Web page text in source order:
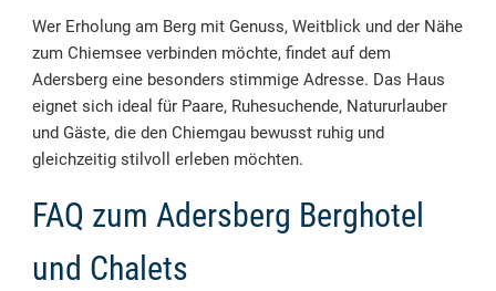
Wer Erholung am Berg mit Genuss, Weitblick und der Nähe
zum Chiemsee verbinden möchte, findet auf dem
Adersberg eine besonders stimmige Adresse. Das Haus
eignet sich ideal für Paare, Ruhesuchende, Natururlauber
und Gäste, die den Chiemgau bewusst ruhig und
gleichzeitig stilvoll erleben möchten.
FAQ zum Adersberg Berghotel
und Chalets